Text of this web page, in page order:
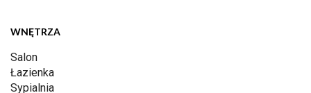
WNĘTRZA
Salon
Łazienka
Sypialnia